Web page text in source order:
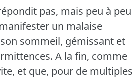
pas, mais peu à peu
un malaise
sommeil, gémissant et
A la fin, comme
et que, pour de multiples